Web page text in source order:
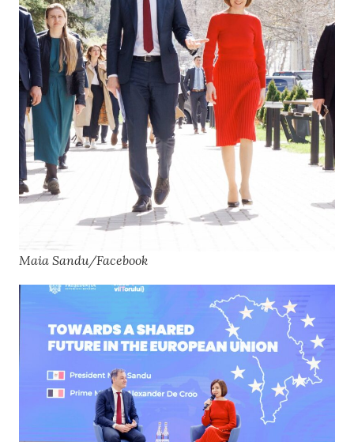
Maia Sandu/Facebook